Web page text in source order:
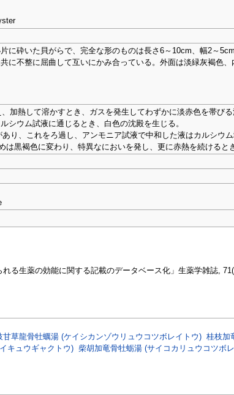
に砕いた貝がらで、完全な形のものは長さ6～10cm、幅2～
に不整に屈曲して互いにかみ合っている。外面は淡緑灰褐色、
加熱して溶かすとき、ガスを発生してわずかに淡赤色を帯び
シウム試液に通じるとき、白色の沈殿を生じる。
り、これをろ過し、アンモニア試液で中和した液はカルシウム
は黒褐色に変わり、特異なにおいを発し、更に赤熱を続けると
る生薬の効能に関する記載のデータベース化」生薬学雑誌,
甘草龍骨牡蠣湯 (ケイシカンゾウリュウコツボレイトウ) 桂枝加
キュウギャクトウ) 柴胡加竜骨牡蛎湯 (サイコカリュウコツボ